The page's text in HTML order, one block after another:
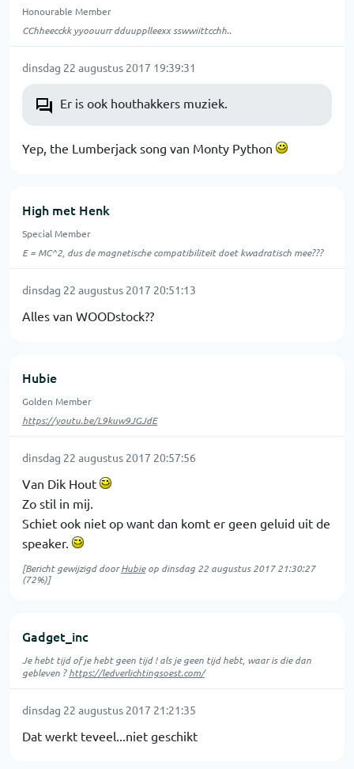
Honourable Member
CChheecckk yyoouurr dduupplleexx sswwiittcchh..
dinsdag 22 augustus 2017 19:39:31
Er is ook houthakkers muziek.
Yep, the Lumberjack song van Monty Python
High met Henk
Special Member
E = MC^2, dus de magnetische compatibiliteit doet kwadratisch mee???
dinsdag 22 augustus 2017 20:51:13
Alles van WOODstock??
Hubie
Golden Member
https://youtu.be/L9kuw9JGJdE
dinsdag 22 augustus 2017 20:57:56
Van Dik Hout
Zo stil in mij.
Schiet ook niet op want dan komt er geen geluid uit de
speaker.
[Bericht gewijzigd doorHubieop dinsdag 22 augustus 2017 21:30:27
(72%)]
Gadget_inc
Je hebt tijd of je hebt geen tijd ! als je geen tijd hebt, waar is die dan
gebleven ?https://ledverlichtingsoest.com/
dinsdag 22 augustus 2017 21:21:35
Dat werkt teveel...niet geschikt